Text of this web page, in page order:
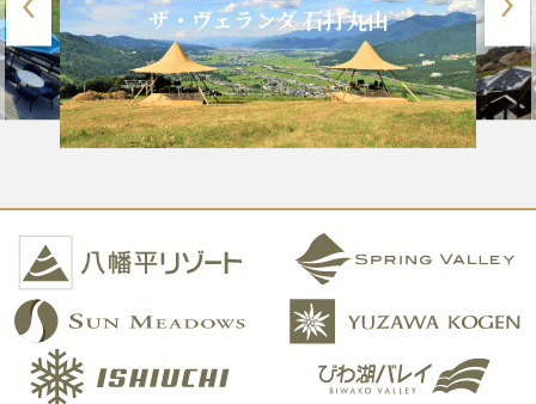
ザ・ヴェランダ 石打丸山